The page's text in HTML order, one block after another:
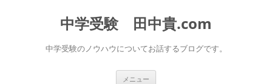
中学受験 田中貴.com
中学受験のノウハウについてお話するブログです。
メニュー